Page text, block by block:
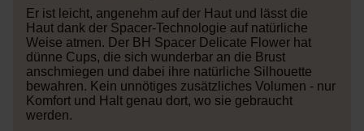
Er ist leicht, angenehm auf der Haut und lässt die
Haut dank der Spacer-Technologie auf natürliche
Weise atmen. Der BH Spacer Delicate Flower hat
dünne Cups, die sich wunderbar an die Brust
anschmiegen und dabei ihre natürliche Silhouette
bewahren. Kein unnötiges zusätzliches Volumen - nur
Komfort und Halt genau dort, wo sie gebraucht
werden.